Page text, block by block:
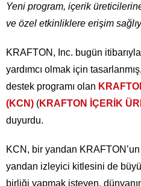
Yeni program, içerik
ve özel etkinliklere erişim
KRAFTON, Inc. bugün
yardımcı olmak için
destek programı olan
(KCN) (KRAFTON İÇERİK
duyurdu.
KCN, bir yandan KRAFTON’un
yandan izleyici kitlesini de
birliği yapmak isteyen,